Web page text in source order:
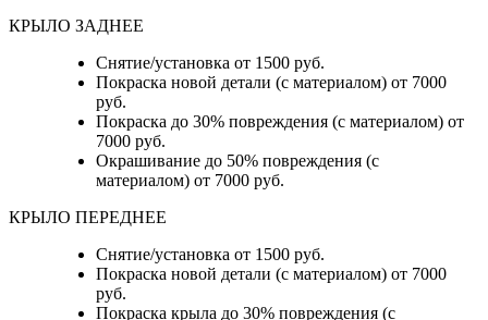
КРЫЛО ЗАДНЕЕ
Снятие/установка от 1500 руб.
Покраска новой детали (с материалом) от 7000
руб.
Покраска до 30% повреждения (с материалом) от
7000 руб.
Окрашивание до 50% повреждения (с
материалом) от 7000 руб.
КРЫЛО ПЕРЕДНЕЕ
Снятие/установка от 1500 руб.
Покраска новой детали (с материалом) от 7000
руб.
Покраска крыла до 30% повреждения (с